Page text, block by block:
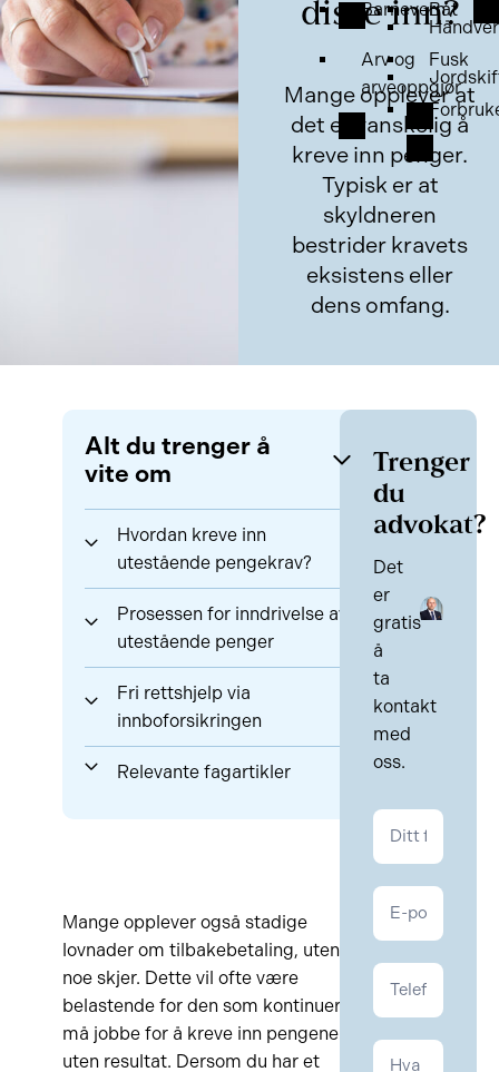
Barnevern
Arv og
arveoppgjør
Båt
Fusk
disse inn?
Mange opplever at
det er vanskelig å
kreve inn penger.
Typisk er at
skyldneren
bestrider kravets
eksistens eller
dens omfang.
Alt du trenger å
vite om
Hvordan kreve inn
utestående pengekrav?
Prosessen for inndrivelse av
utestående penger
Fri rettshjelp via
innboforsikringen
Relevante fagartikler
Mange opplever også stadige
lovnader om tilbakebetaling, uten at
noe skjer. Dette vil ofte være
belastende for den som kontinuerlig
må jobbe for å kreve inn pengene
uten resultat. Dersom du har et
Trenger
du
advokat?
Det
er
gratis
å
ta
kontakt
med
oss.
Kontakt